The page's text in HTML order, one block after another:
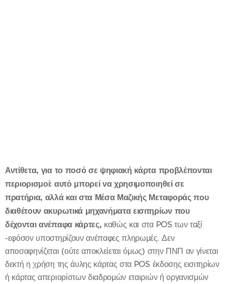
Αντίθετα, για το ποσό σε ψηφιακή κάρτα προβλέπονται
περιορισμοί: αυτό μπορεί να χρησιμοποιηθεί σε
πρατήρια, αλλά και στα Μέσα Μαζικής Μεταφοράς που
διαθέτουν ακυρωτικά μηχανήματα εισιτηρίων που
δέχονται ανέπαφα κάρτες, καθώς και στα POS των ταξί
-εφόσον υποστηρίζουν ανέπαφες πληρωμές. Δεν
αποσαφηνίζεται (ούτε αποκλείεται όμως) στην ΠΝΠ αν γίνεται
δεκτή η χρήση της άυλης κάρτας στα POS έκδοσης εισιτηρίων
ή κάρτας απεριορίστων διαδρομών εταιριών ή οργανισμών